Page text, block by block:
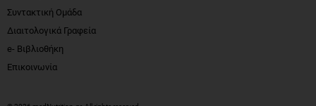
Συντακτική Ομάδα
Διαιτολογικά Γραφεία
e- Βιβλιοθήκη
Επικοινωνία